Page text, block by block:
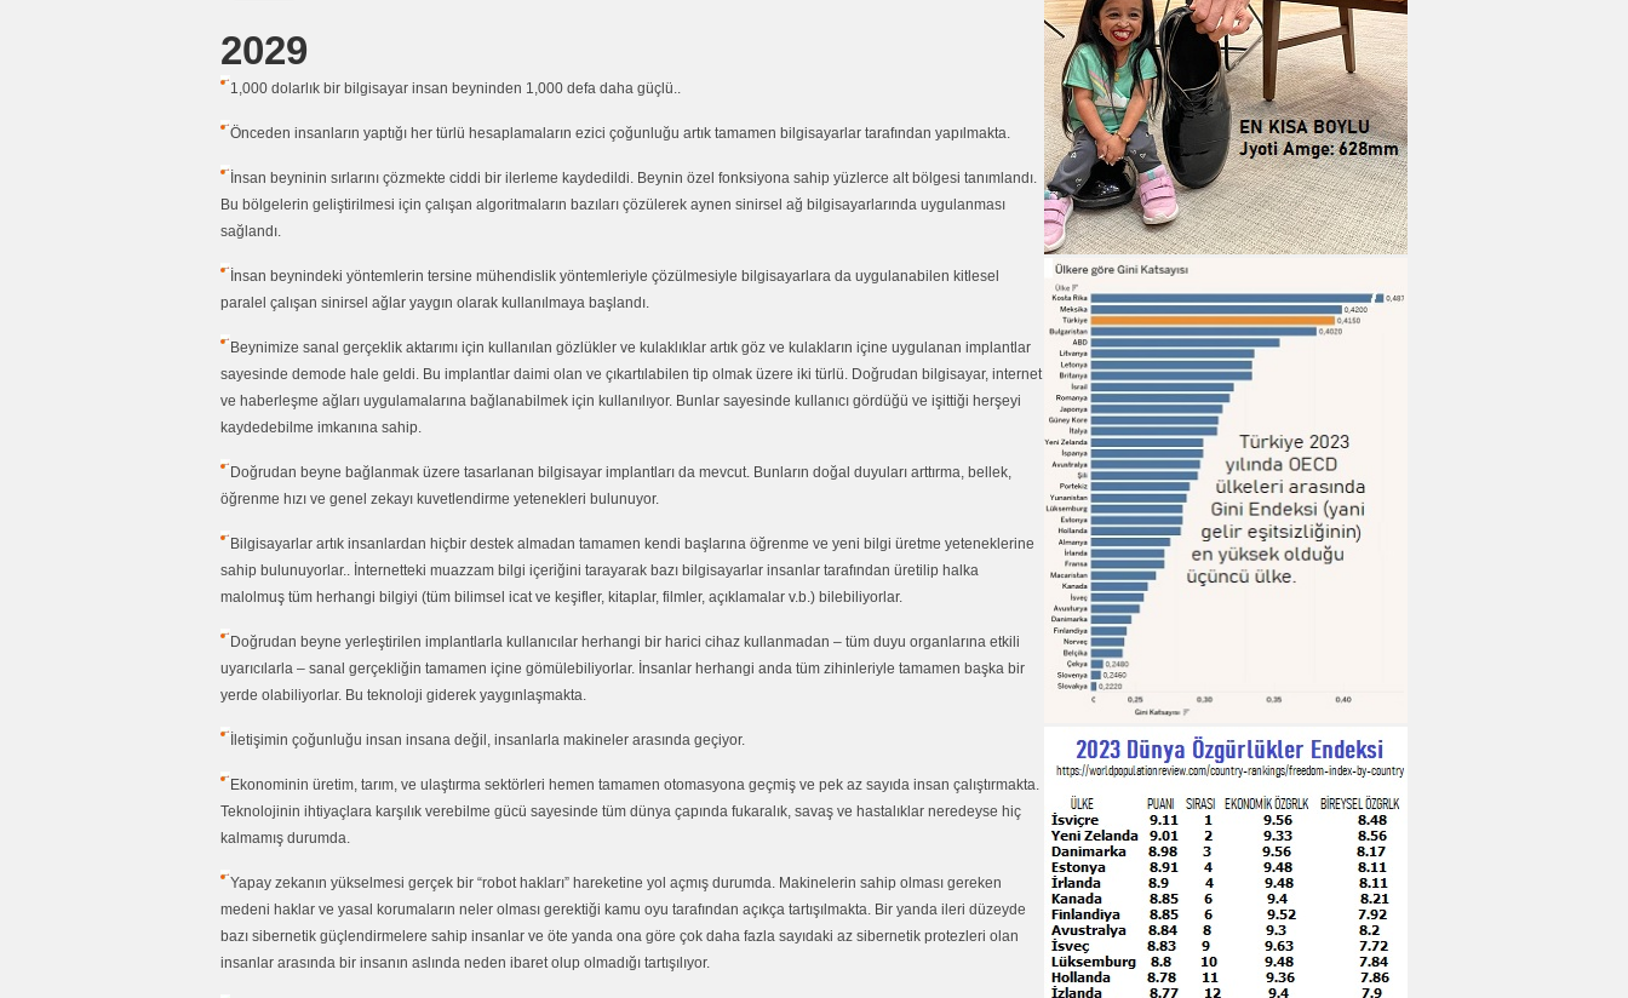
2029
1,000 dolarlık bir bilgisayar insan beyninden 1,000 defa daha güçlü..
Önceden insanların yaptığı her türlü hesaplamaların ezici çoğunluğu artık tamamen bilgisayarlar tarafından yapılmakta.
İnsan beyninin sırlarını çözmekte ciddi bir ilerleme kaydedildi. Beynin özel fonksiyona sahip yüzlerce alt bölgesi tanımlandı.
Bu bölgelerin geliştirilmesi için çalışan algoritmaların bazıları çözülerek aynen sinirsel ağ bilgisayarlarında uygulanması
sağlandı.
İnsan beynindeki yöntemlerin tersine mühendislik yöntemleriyle çözülmesiyle bilgisayarlara da uygulanabilen kitlesel
paralel çalışan sinirsel ağlar yaygın olarak kullanılmaya başlandı.
Beynimize sanal gerçeklik aktarımı için kullanılan gözlükler ve kulaklıklar artık göz ve kulakların içine uygulanan implantlar
sayesinde demode hale geldi. Bu implantlar daimi olan ve çıkartılabilen tip olmak üzere iki türlü. Doğrudan bilgisayar, internet
ve haberleşme ağları uygulamalarına bağlanabilmek için kullanılıyor. Bunlar sayesinde kullanıcı gördüğü ve işittiği herşeyi
kaydedebilme imkanına sahip.
Doğrudan beyne bağlanmak üzere tasarlanan bilgisayar implantları da mevcut. Bunların doğal duyuları arttırma, bellek,
öğrenme hızı ve genel zekayı kuvetlendirme yetenekleri bulunuyor.
Bilgisayarlar artık insanlardan hiçbir destek almadan tamamen kendi başlarına öğrenme ve yeni bilgi üretme yeteneklerine
sahip bulunuyorlar.. İnternetteki muazzam bilgi içeriğini tarayarak bazı bilgisayarlar insanlar tarafından üretilip halka
malolmuş tüm herhangi bilgiyi (tüm bilimsel icat ve keşifler, kitaplar, filmler, açıklamalar v.b.) bilebiliyorlar.
Doğrudan beyne yerleştirilen implantlarla kullanıcılar herhangi bir harici cihaz kullanmadan – tüm duyu organlarına etkili
uyarıcılarla – sanal gerçekliğin tamamen içine gömülebiliyorlar. İnsanlar herhangi anda tüm zihinleriyle tamamen başka bir
yerde olabiliyorlar. Bu teknoloji giderek yaygınlaşmakta.
İletişimin çoğunluğu insan insana değil, insanlarla makineler arasında geçiyor.
Ekonominin üretim, tarım, ve ulaştırma sektörleri hemen tamamen otomasyona geçmiş ve pek az sayıda insan çalıştırmakta.
Teknolojinin ihtiyaçlara karşılık verebilme gücü sayesinde tüm dünya çapında fukaralık, savaş ve hastalıklar neredeyse hiç
kalmamış durumda.
Yapay zekanın yükselmesi gerçek bir “robot hakları” hareketine yol açmış durumda. Makinelerin sahip olması gereken
medeni haklar ve yasal korumaların neler olması gerektiği kamu oyu tarafından açıkça tartışılmakta. Bir yanda ileri düzeyde
bazı sibernetik güçlendirmelere sahip insanlar ve öte yanda ona göre çok daha fazla sayıdaki az sibernetik protezleri olan
insanlar arasında bir insanın aslında neden ibaret olup olmadığı tartışılıyor.